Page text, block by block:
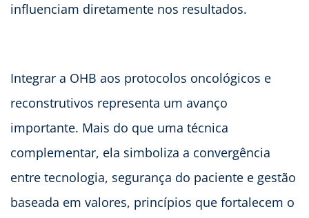
influenciam diretamente nos resultados.
Integrar a OHB aos protocolos oncológicos e
reconstrutivos representa um avanço
importante. Mais do que uma técnica
complementar, ela simboliza a convergência
entre tecnologia, segurança do paciente e gestão
baseada em valores, princípios que fortalecem o